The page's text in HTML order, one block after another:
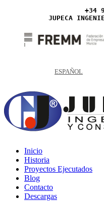
+34
JUPECA
ESPAÑOL
Inicio
Historia
Proyectos Ejecutados
Blog
Contacto
Descargas